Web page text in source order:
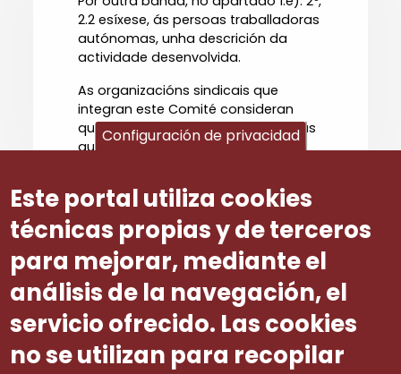
2.2 esíxese, ás persoas traballadoras
autónomas, unha descrición da
actividade desenvolvida.
As organizacións sindicais que
integran este Comité consideran
que, para equiparalas coas persoas
autónomas, debería dárselle ás
posibilidade de que, a falta da
certificación esixida, poidan
presentar unha declaración
responsable na que describan as
actividades que desenvolveron.
Número ditame
29
Configuración de privacidad
Este portal utiliza cookies
técnicas propias y de terceros
para mejorar, mediante el
análisis de la navegación, el
servicio ofrecido. Las cookies
no se utilizan para recopilar